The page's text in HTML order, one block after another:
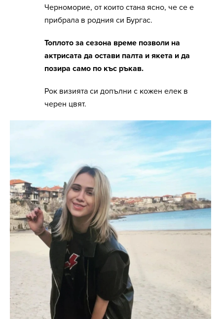
Черноморие, от които стана ясно, че се е
прибрала в родния си Бургас.
Топлото за сезона време позволи на
актрисата да остави палта и якета и да
позира само по къс ръкав.
Рок визията си допълни с кожен елек в
черен цвят.